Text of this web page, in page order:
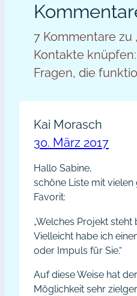
7 Kommentare zu
Kontakte
Fragen, die
Kai Morasch
30. März 2017
Hallo Sabine,
schöne Liste mit vielen
Favorit:
„Welches Projekt steht
Vielleicht habe ich
oder Impuls für Sie.“
Auf diese Weise hat
Möglichkeit sehr